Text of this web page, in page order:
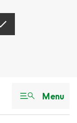
Menu